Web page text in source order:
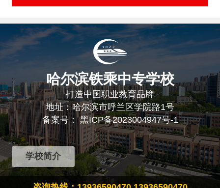
哈尔滨铁乘中专学校
打造中国职业教育品牌
地址：哈尔滨市呼兰区学院路1号
备案号：黑ICP备2023004947号-1
学校简介